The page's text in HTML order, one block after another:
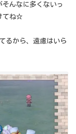
んなに多くないっ
てね☆
るから、遠慮はいら